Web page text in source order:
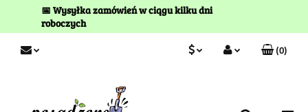
📅 Wysyłka zamówień w ciągu kilku dni
roboczych
(0)